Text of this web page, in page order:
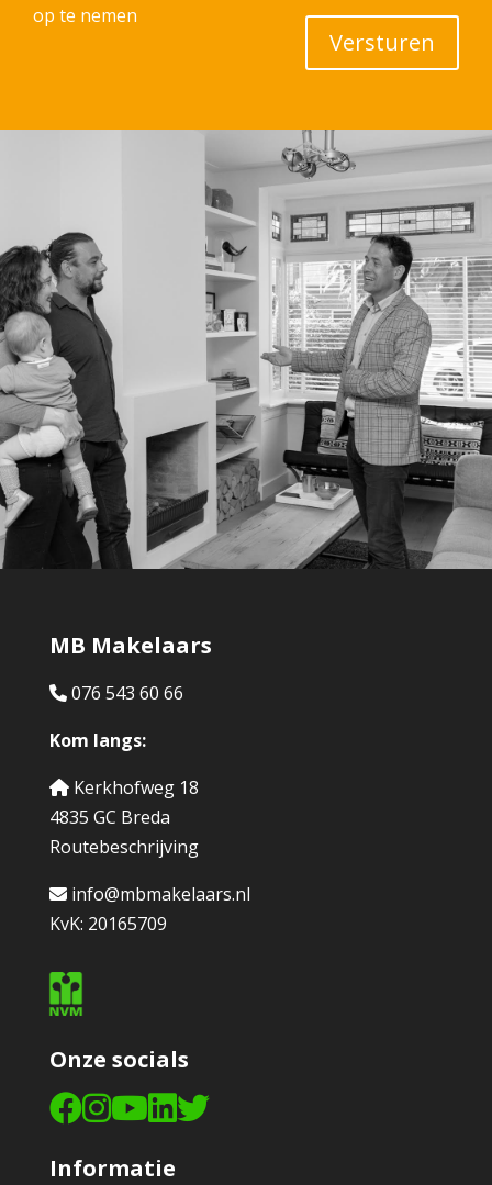
op te nemen
Versturen
MB Makelaars
076 543 60 66
Kom langs:
Kerkhofweg 18
4835 GC Breda
Routebeschrijving
info@mbmakelaars.nl
KvK: 20165709
Onze socials
Informatie